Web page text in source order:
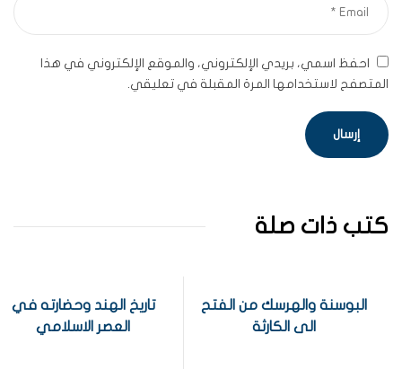
احفظ اسمي، بريدي الإلكتروني، والموقع الإلكتروني في هذا
المتصفح لاستخدامها المرة المقبلة في تعليقي.
كتب ذات صلة
البوسنة والهرسك من الفتح
الى الكارثة
تاريخ الهند وحضارته في
العصر الاسلامي